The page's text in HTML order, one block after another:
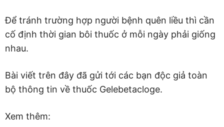
Để tránh trường hợp người bệnh quên liều thì cần
cố định thời gian bôi thuốc ở mỗi ngày phải giống
nhau.
Bài viết trên đây đã gửi tới các bạn độc giả toàn
bộ thông tin về thuốc Gelebetacloge.
Xem thêm: